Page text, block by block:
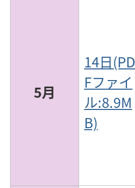
5月
14日(PD
Fファイ
ル:8.9M
B)